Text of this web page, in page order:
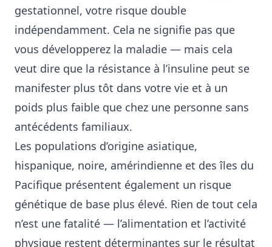
gestationnel, votre risque double
indépendamment. Cela ne signifie pas que
vous développerez la maladie — mais cela
veut dire que la résistance à l’insuline peut se
manifester plus tôt dans votre vie et à un
poids plus faible que chez une personne sans
antécédents familiaux.
Les populations d’origine asiatique,
hispanique, noire, amérindienne et des îles du
Pacifique présentent également un risque
génétique de base plus élevé. Rien de tout cela
n’est une fatalité — l’alimentation et l’activité
physique restent déterminantes sur le résultat